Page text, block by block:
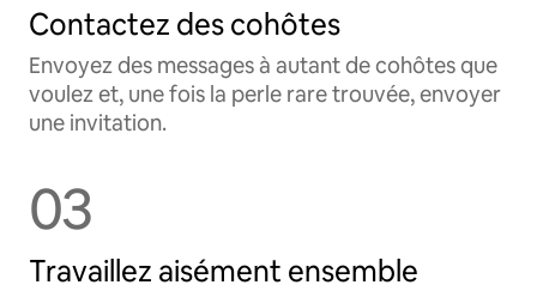
Contactez des cohôtes
Envoyez des messages à autant de cohôtes que
voulez et, une fois la perle rare trouvée, envoyer
une invitation.
03
Travaillez aisément ensemble